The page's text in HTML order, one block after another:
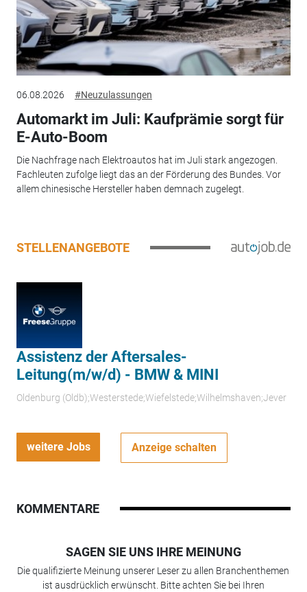
06.08.2026 #Neuzulassungen
Automarkt im Juli: Kaufprämie sorgt für
E-Auto-Boom
Die Nachfrage nach Elektroautos hat im Juli stark angezogen.
Fachleuten zufolge liegt das an der Förderung des Bundes. Vor
allem chinesische Hersteller haben demnach zugelegt.
STELLENANGEBOTE
Assistenz der Aftersales-
Leitung(m/w/d) - BMW & MINI
Oldenburg (Oldb);Westerstede;Wiefelstede;Wilhelmshaven;Jever
weitere Jobs Anzeige schalten
KOMMENTARE
SAGEN SIE UNS IHRE MEINUNG
Die qualifizierte Meinung unserer Leser zu allen Branchenthemen
ist ausdrücklich erwünscht. Bitte achten Sie bei Ihren